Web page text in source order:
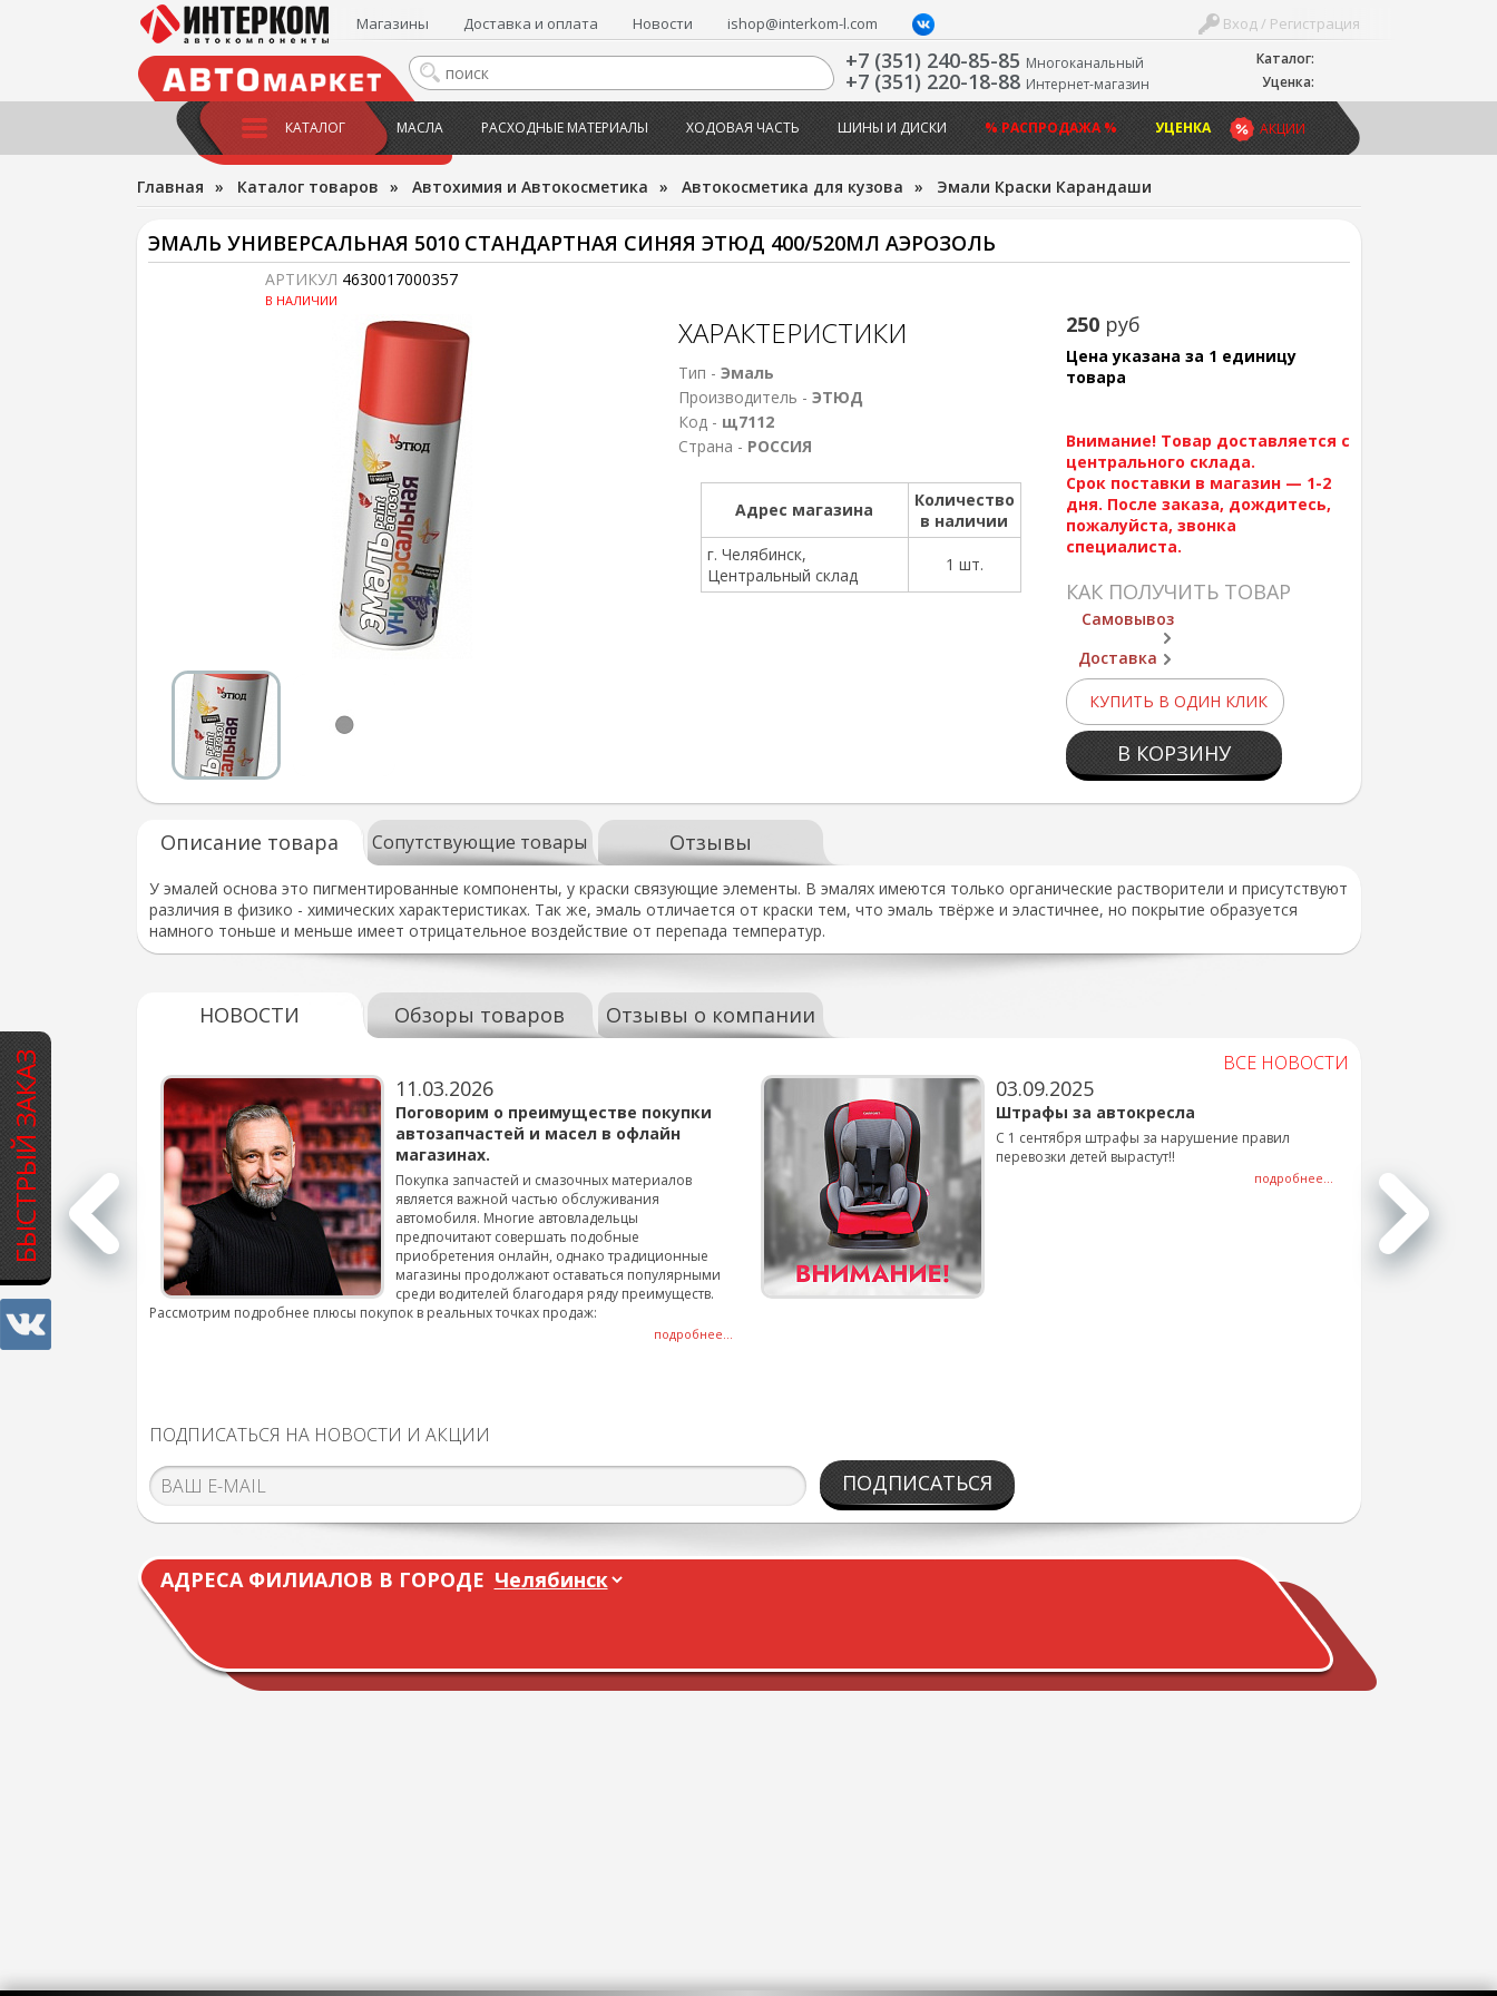
БЫСТРЫЙ ЗАКАЗ
Каталог:
Уценка:
Вход / Регистрация
Магазины Доставка и оплата Новости ishop@interkom-l.com
+7 (351) 240-85-85 Многоканальный
+7 (351) 220-18-88 Интернет-магазин
АКЦИИ
КАТАЛОГ МАСЛА РАСХОДНЫЕ МАТЕРИАЛЫ ХОДОВАЯ ЧАСТЬ ШИНЫ И ДИСКИ % РАСПРОДАЖА % УЦЕНКА
Главная » Каталог товаров » Автохимия и Автокосметика » Автокосметика для кузова » Эмали Краски Карандаши
ЭМАЛЬ УНИВЕРСАЛЬНАЯ 5010 СТАНДАРТНАЯ СИНЯЯ ЭТЮД 400/520МЛ АЭРОЗОЛЬ
АРТИКУЛ 4630017000357
В НАЛИЧИИ
250 руб
Цена указана за 1 единицу
товара
Внимание! Товар доставляется с
центрального склада.
Срок поставки в магазин — 1-2
дня. После заказа, дождитесь,
пожалуйста, звонка
специалиста.
КАК ПОЛУЧИТЬ ТОВАР
Самовывоз
Доставка
КУПИТЬ В ОДИН КЛИК
В КОРЗИНУ
ХАРАКТЕРИСТИКИ
Тип - Эмаль
Производитель - ЭТЮД
Код - щ7112
Страна - РОССИЯ
Адрес магазина
Количество
в наличии
г. Челябинск,
Центральный склад
1 шт.
Описание товара Сопутствующие товары Отзывы
У эмалей основа это пигментированные компоненты, у краски связующие элементы. В эмалях имеются только органические растворители и присутствуют
различия в физико - химических характеристиках. Так же, эмаль отличается от краски тем, что эмаль твёрже и эластичнее, но покрытие образуется
намного тоньше и меньше имеет отрицательное воздействие от перепада температур.
НОВОСТИ Обзоры товаров Отзывы о компании
ВСЕ НОВОСТИ
для
смены шин на
подробнее...
11.03.2026
Поговорим о преимуществе покупки
автозапчастей и масел в офлайн
магазинах.
Покупка запчастей и смазочных материалов
является важной частью обслуживания
автомобиля. Многие автовладельцы
предпочитают совершать подобные
приобретения онлайн, однако традиционные
магазины продолжают оставаться популярными
среди водителей благодаря ряду преимуществ.
Рассмотрим подробнее плюсы покупок в реальных точках продаж:
подробнее...
03.09.2025
Штрафы за автокресла
С 1 сентября штрафы за нарушение правил
перевозки детей вырастут!!
подробнее...
ПОДПИСАТЬСЯ НА НОВОСТИ И АКЦИИ
ПОДПИСАТЬСЯ
АДРЕСА ФИЛИАЛОВ В ГОРОДЕ